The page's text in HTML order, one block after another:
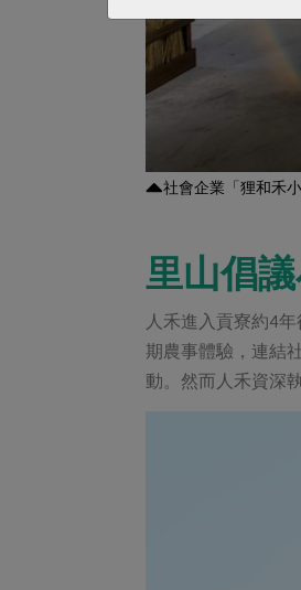
社會企業「狸和禾
里山倡
人禾進入貢寮約4
期農事體驗，連結
動。然而人禾資深